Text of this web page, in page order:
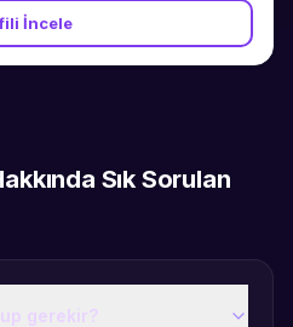
/ online keman ve piyano dersi.
İncele
Sık Sorulan
gerekir?